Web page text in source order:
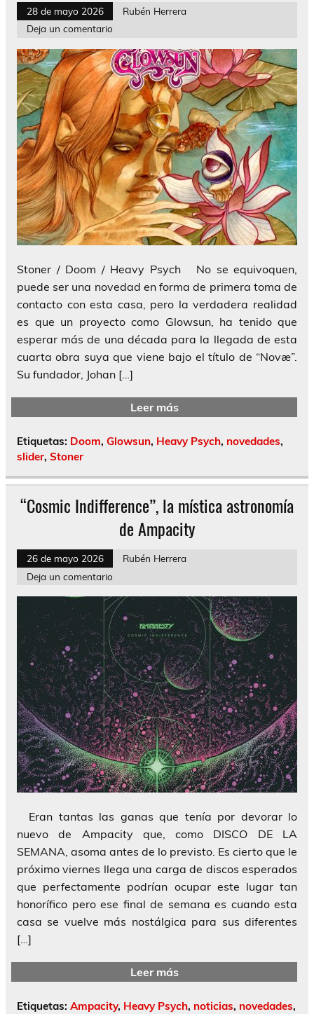
28 de mayo 2026
Rubén Herrera
Deja un comentario
Stoner / Doom / Heavy Psych No se equivoquen,
puede ser una novedad en forma de primera toma de
contacto con esta casa, pero la verdadera realidad
es que un proyecto como Glowsun, ha tenido que
esperar más de una década para la llegada de esta
cuarta obra suya que viene bajo el título de “Novæ”.
Su fundador, Johan […]
Leer más
Etiquetas: Doom, Glowsun, Heavy Psych, novedades,
slider, Stoner
“Cosmic Indifference”, la mística astronomía
de Ampacity
26 de mayo 2026
Rubén Herrera
Deja un comentario
Eran tantas las ganas que tenía por devorar lo
nuevo de Ampacity que, como DISCO DE LA
SEMANA, asoma antes de lo previsto. Es cierto que le
próximo viernes llega una carga de discos esperados
que perfectamente podrían ocupar este lugar tan
honorífico pero ese final de semana es cuando esta
casa se vuelve más nostálgica para sus diferentes
[…]
Leer más
Etiquetas: Ampacity, Heavy Psych, noticias, novedades,